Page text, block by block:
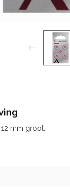
mm groot.